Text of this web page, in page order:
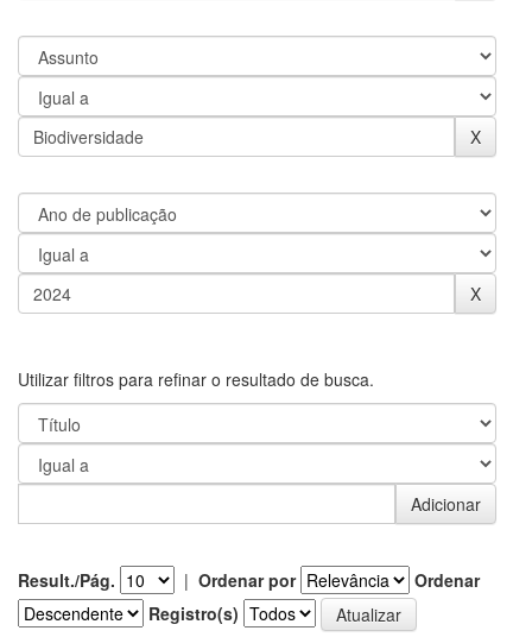
Utilizar filtros para refinar o resultado de busca.
Result./Pág. | Ordenar por
Ordenar
Registro(s)